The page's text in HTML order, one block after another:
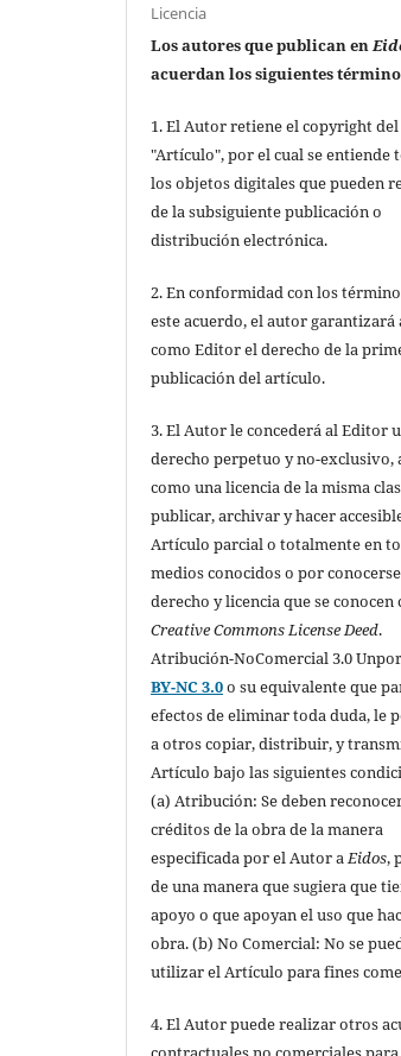
Licencia
Los autores que publican en
acuerdan los siguientes
1. El Autor retiene el copyright del
"Artículo", por el cual se entiende
los objetos digitales que pueden
de la subsiguiente publicación o
distribución electrónica.
2. En conformidad con los
este acuerdo, el autor garantizará
como Editor el derecho de la
publicación del artículo.
3. El Autor le concederá al Editor
derecho perpetuo y no-exclusivo,
como una licencia de la misma
publicar, archivar y hacer
Artículo parcial o totalmente en
medios conocidos o por
derecho y licencia que se conocen
Creative Commons License Deed.
Atribución-NoComercial 3.0
BY-NC 3.0o su equivalente que
efectos de eliminar toda duda, le
a otros copiar, distribuir, y
Artículo bajo las siguientes
(a) Atribución: Se deben
créditos de la obra de la manera
especificada por el Autor aEidos,
de una manera que sugiera que
apoyo o que apoyan el uso que
obra. (b) No Comercial: No se
utilizar el Artículo para fines
4. El Autor puede realizar otros